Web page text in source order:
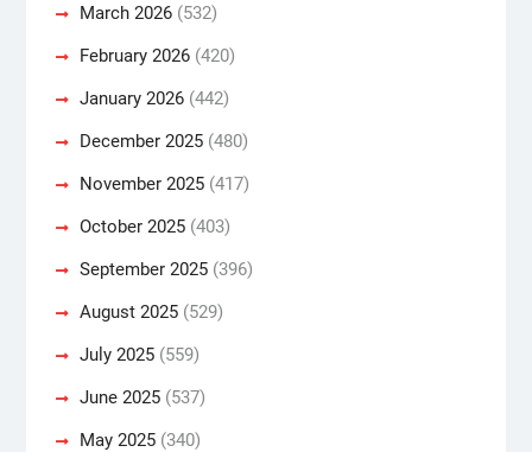
March 2026(532)
February 2026(420)
January 2026(442)
December 2025(480)
November 2025(417)
October 2025(403)
September 2025(396)
August 2025(529)
July 2025(559)
June 2025(537)
May 2025(340)